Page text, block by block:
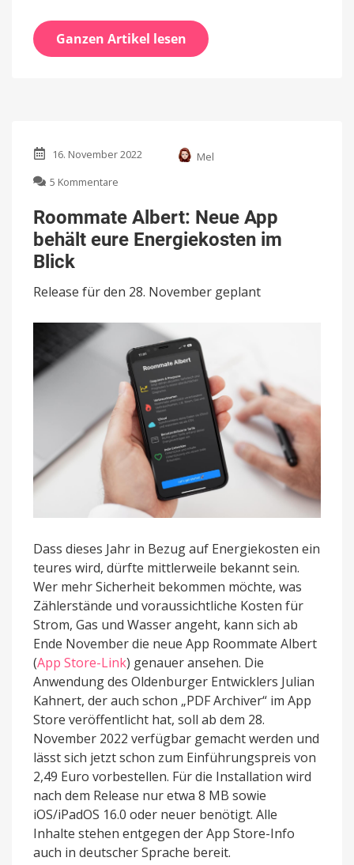
Ganzen Artikel lesen
16. November 2022
Mel
5 Kommentare
Albert:
Neue
App
Energiekosten
Roommate Albert: Neue App
behält eure Energiekosten im
Blick
Release für den 28. November geplant
Dass dieses Jahr in Bezug auf Energiekosten ein
teures wird, dürfte mittlerweile bekannt sein.
Wer mehr Sicherheit bekommen möchte, was
Zählerstände und voraussichtliche Kosten für
Strom, Gas und Wasser angeht, kann sich ab
Ende November die neue App Roommate Albert
(App Store-Link) genauer ansehen. Die
Anwendung des Oldenburger Entwicklers Julian
Kahnert, der auch schon „PDF Archiver“ im App
Store veröffentlicht hat, soll ab dem 28.
November 2022 verfügbar gemacht werden und
lässt sich jetzt schon zum Einführungspreis von
2,49 Euro vorbestellen. Für die Installation wird
nach dem Release nur etwa 8 MB sowie
iOS/iPadOS 16.0 oder neuer benötigt. Alle
Inhalte stehen entgegen der App Store-Info
auch in deutscher Sprache bereit.